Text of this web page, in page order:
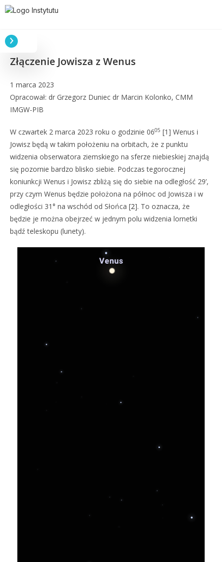
Złączenie Jowisza z Wenus
1 marca 2023
Opracował: dr Grzegorz Duniec dr Marcin Kolonko, CMM
IMGW-PIB
W czwartek 2 marca 2023 roku o godzinie 0605 [1] Wenus i
Jowisz będą w takim położeniu na orbitach, że z punktu
widzenia obserwatora ziemskiego na sferze niebieskiej znajdą
się pozornie bardzo blisko siebie. Podczas tegorocznej
koniunkcji Wenus i Jowisz zbliżą się do siebie na odległość 29’,
przy czym Wenus będzie położona na północ od Jowisza i w
odległości 31° na wschód od Słońca [2]. To oznacza, że
będzie je można obejrzeć w jednym polu widzenia lornetki
bądź teleskopu (lunety).